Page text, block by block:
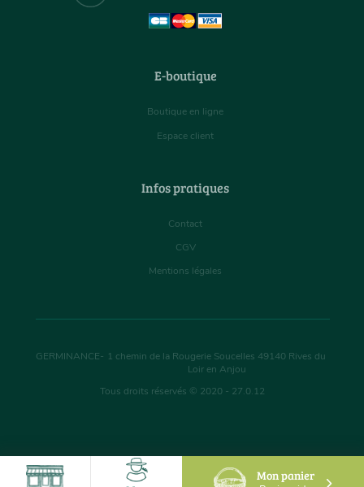
Mon panier
E-boutique
Boutique en ligne
Espace client
Infos pratiques
Contact
CGV
Mentions légales
GERMINANCE- 1 chemin de la Rougerie Soucelles 49140 Rives du
Loir en Anjou
Tous droits réservés © 2020 - 27.0.12